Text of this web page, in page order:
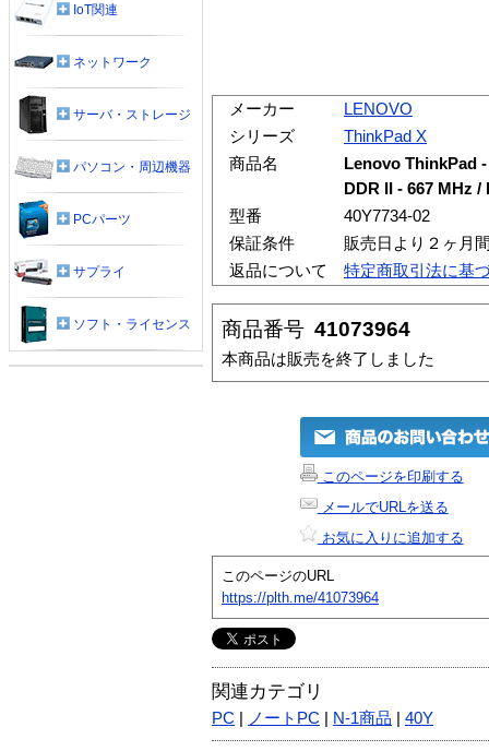
メーカー
LENOVO
シリーズ
ThinkPad X
商品名
Lenovo ThinkPad
DDR II - 667 MHz /
型番
40Y7734-02
保証条件
販売日より２ヶ月
返品について
特定商取引法に基
商品番号 41073964
本商品は販売を終了しました
このページを印刷する
メールでURLを送る
お気に入りに追加する
このページのURL
https://plth.me/41073964
関連カテゴリ
PC ノートPC N-1商品 40Y
IoT関連
ネットワーク
サーバ・ストレージ
パソコン・周辺機器
PCパーツ
サプライ
ソフト・ライセンス